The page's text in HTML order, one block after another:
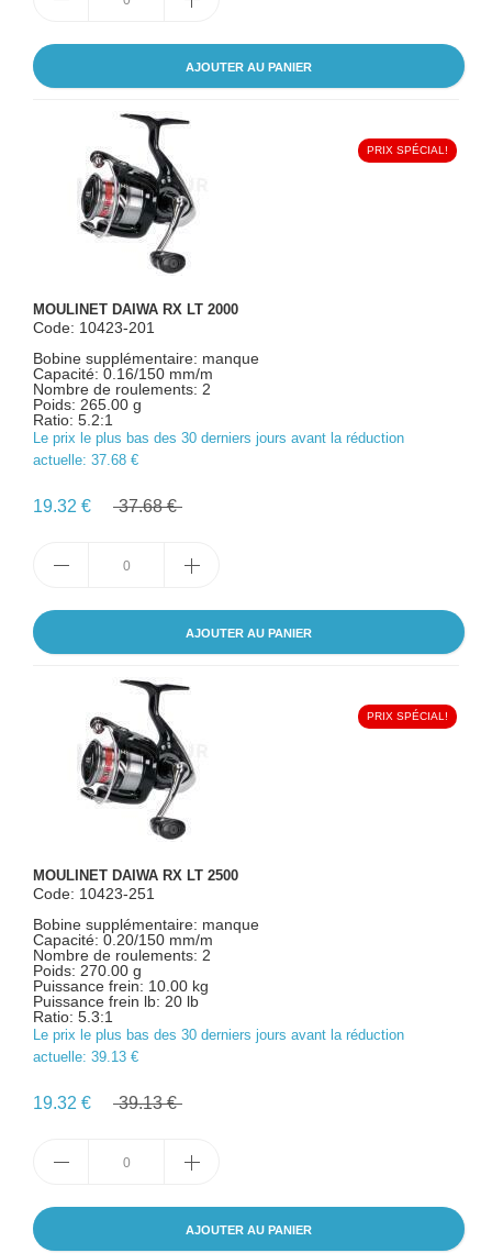
AJOUTER AU PANIER
PRIX SPÉCIAL!
MOULINET DAIWA RX LT 2000
Code: 10423-201
Bobine supplémentaire: manque
Capacité: 0.16/150 mm/m
Nombre de roulements: 2
Poids: 265.00 g
Ratio: 5.2:1
Le prix le plus bas des 30 derniers jours avant la réduction
actuelle: 37.68 €
19.32 € 37.68 €
AJOUTER AU PANIER
PRIX SPÉCIAL!
MOULINET DAIWA RX LT 2500
Code: 10423-251
Bobine supplémentaire: manque
Capacité: 0.20/150 mm/m
Nombre de roulements: 2
Poids: 270.00 g
Puissance frein: 10.00 kg
Puissance frein lb: 20 lb
Ratio: 5.3:1
Le prix le plus bas des 30 derniers jours avant la réduction
actuelle: 39.13 €
19.32 € 39.13 €
AJOUTER AU PANIER